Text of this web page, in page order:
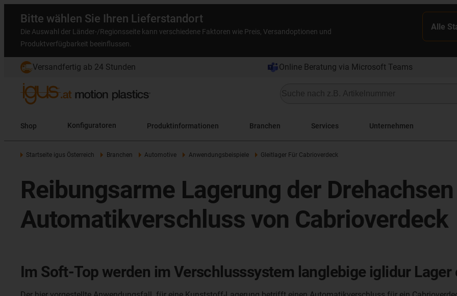
Bitte wählen Sie Ihren Lieferstandort
Die Auswahl der Länder-/Regionsseite kann verschiedene Faktoren wie Preis, Versandoptionen und
Produktverfügbarkeit beeinflussen.
Alle
Versandfertig ab 24 Stunden Online Beratung via Microsoft Teams
Shop Konfiguratoren Produktinformationen Branchen Services Unternehmen
Startseite igus Österreich Branchen Automotive Anwendungsbeispiele Gleitlager Für Cabrioverdeck
Reibungsarme Lagerung der
Automatikverschluss von Cabrioverdeck
Im Soft-Top werden im Verschlusssystem langlebige iglidur Lager